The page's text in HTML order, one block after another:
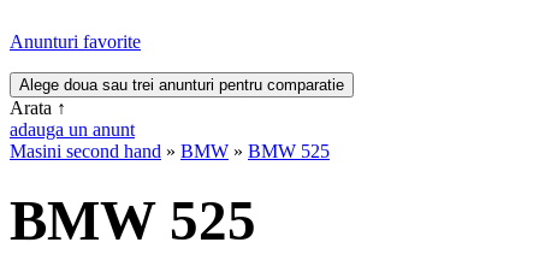
Anunturi favorite
Arata ↑
adauga un anunt
Masini second hand » BMW » BMW 525
BMW 525